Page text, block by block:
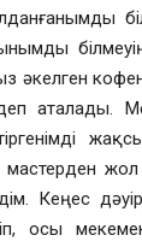
әкелген
аталады.
мастерден
Кеңес
осы